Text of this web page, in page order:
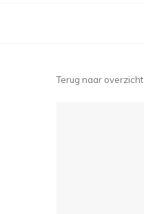
Terug naar overzicht